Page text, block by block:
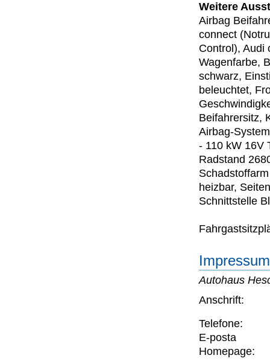
Weitere
Airbag
connect
Control), Audi
Wagenfarbe,
schwarz,
beleuchtet,
Beifahrersitz,
Airbag-
- 110 kW 16V
Radstand
heizbar,
Schnittstelle
Autohaus
Anschrift:
Telefone:
E-posta
Homepage: